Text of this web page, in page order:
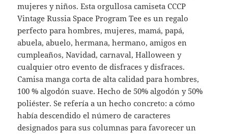
mujeres y niños. Esta orgullosa camiseta CCCP
Vintage Russia Space Program Tee es un regalo
perfecto para hombres, mujeres, mamá, papá,
abuela, abuelo, hermana, hermano, amigos en
cumpleaños, Navidad, carnaval, Halloween y
cualquier otro evento de disfraces y disfraces.
Camisa manga corta de alta calidad para hombres,
100 % algodón suave. Hecho de 50% algodón y 50%
poliéster. Se refería a un hecho concreto: a cómo
había descendido el número de caracteres
designados para sus columnas para favorecer un